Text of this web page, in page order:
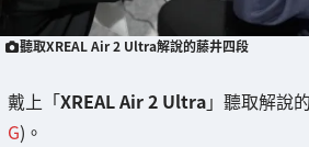
聽取XREAL Air 2 Ultra解說的藤井四段
戴上「XREAL Air 2 Ultra」聽取解說
G)。